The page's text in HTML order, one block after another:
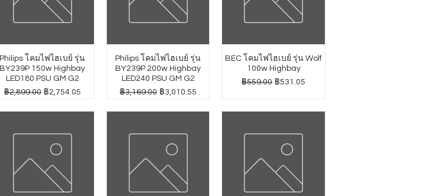
Philips โคมไฟไฮเบย์ รุ่น
BY239P 150w Highbay
LED180 PSU GM G2
ราคาปกติ
฿2,899.00 ราคาขายลด
฿2,754.05
Philips โคมไฟไฮเบย์ รุ่น
BY239P 200w Highbay
LED240 PSU GM G2
ราคาปกติ
฿3,169.00 ราคาขายลด
฿3,010.55
BEC โคมไฟไฮเบย์ รุ่น Wolf
100w Highbay
ราคาปกติ
฿559.00 ราคาขายลด
฿531.05